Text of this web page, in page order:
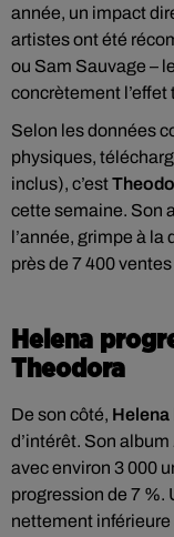
année, un impact
artistes ont été
ou Sam Sauvage –
concrètement l’effet
Selon les données
physiques,
inclus), c’est
cette semaine. Son
l’année, grimpe à
près de 7 400
Helena
Theodora
De son côté, Helena
d’intérêt. Son album
avec environ 3 000
progression de 7 %.
nettement inférieure